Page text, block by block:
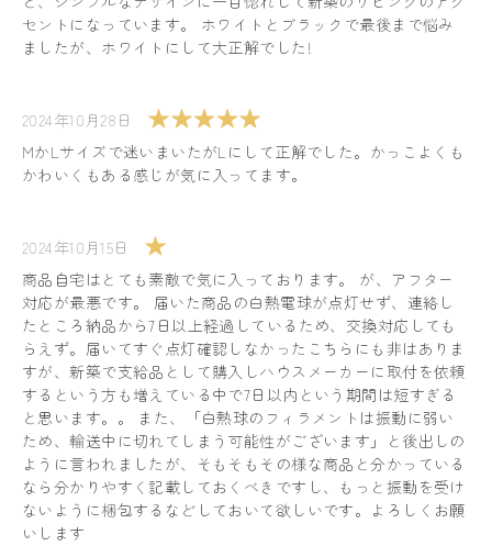
セントになっています。 ホワイトとブラックで最後まで悩み
ましたが、ホワイトにして大正解でした!
2024年10月28日
MかLサイズで迷いまいたがLにして正解でした。かっこよくも
かわいくもある感じが気に入ってます。
2024年10月15日
商品自宅はとても素敵で気に入っております。 が、アフター
対応が最悪です。 届いた商品の白熱電球が点灯せず、連絡し
たところ納品から7日以上経過しているため、交換対応しても
らえず。届いてすぐ点灯確認しなかったこちらにも非はありま
すが、新築で支給品として購入しハウスメーカーに取付を依頼
するという方も増えている中で7日以内という期間は短すぎる
と思います。。 また、「白熱球のフィラメントは振動に弱い
ため、輸送中に切れてしまう可能性がございます」と後出しの
ように言われましたが、そもそもその様な商品と分かっている
なら分かりやすく記載しておくべきですし、もっと振動を受け
ないように梱包するなどしておいて欲しいです。よろしくお願
いします